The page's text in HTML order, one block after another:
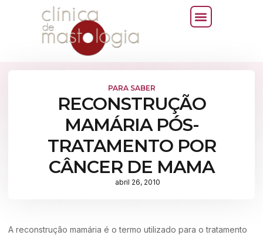
PARA SABER
RECONSTRUÇÃO
MAMÁRIA PÓS-
TRATAMENTO POR
CÂNCER DE MAMA
abril 26, 2010
A reconstrução mamária é o termo utilizado para o tratamento